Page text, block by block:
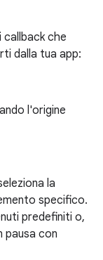
callback che
dalla tua app:
l'origine
la
specifico.
predefiniti o,
pausa con